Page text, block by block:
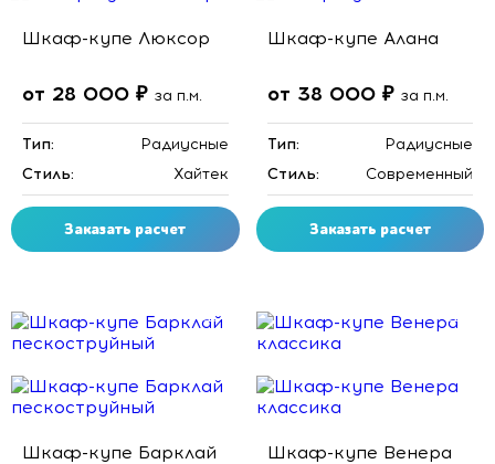
Шкаф-купе Люксор
от 28 000 ₽ за п.м.
Тип:
Радиусные
Стиль:
Хайтек
Заказать расчет
Шкаф-купе Алана
от 38 000 ₽ за п.м.
Тип:
Радиусные
Стиль:
Современный
Заказать расчет
Шкаф-купе Барклай
Шкаф-купе Венера